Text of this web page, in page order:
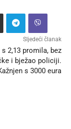
Sljedeći članak
2,13 promila, bez
i bježao policiji.
s 3000 eura